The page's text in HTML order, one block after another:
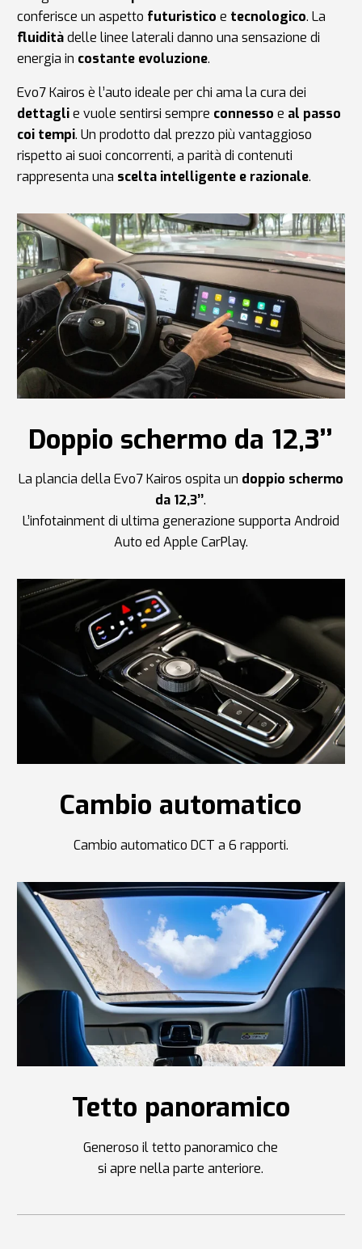
conferisce un aspetto futuristico e tecnologico. La
fluiditàdelle linee laterali danno una sensazione di
energia in costante evoluzione.
Evo7 Kairos è l’auto ideale per chi ama la cura dei
dettaglie vuole sentirsi sempre connesso e al passo
coi tempi. Un prodotto dal prezzo più vantaggioso
rispetto ai suoi concorrenti, a parità di contenuti
rappresenta una scelta intelligente e razionale.
Doppio schermo da 12,3’’
La plancia della Evo7 Kairos ospita un doppio schermo
da 12,3’’.
L’infotainment di ultima generazione supporta Android
Auto ed Apple CarPlay.
Cambio automatico
Cambio automatico DCT a 6 rapporti.
Tetto panoramico
Generoso il tetto panoramico che
si apre nella parte anteriore.